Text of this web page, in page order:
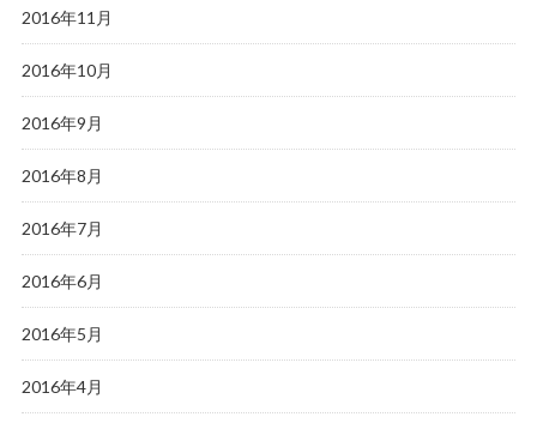
2016年11月
2016年10月
2016年9月
2016年8月
2016年7月
2016年6月
2016年5月
2016年4月